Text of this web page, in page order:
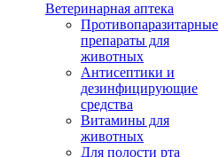
Ветеринарная аптека
Противопаразитарные
препараты для
животных
Антисептики и
дезинфицирующие
средства
Витамины для
животных
Для полости рта